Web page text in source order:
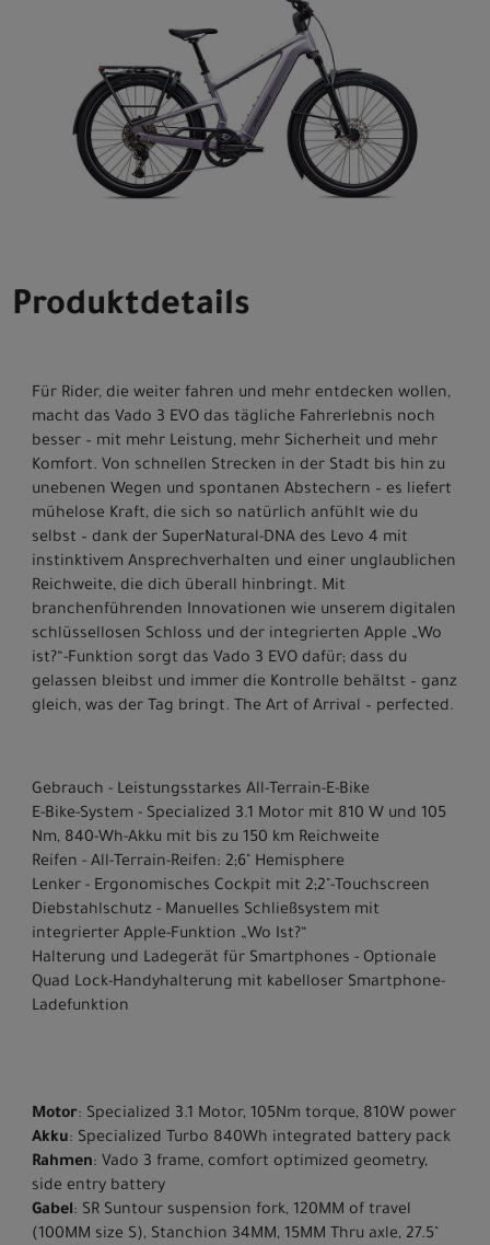
Produktdetails
Für Rider, die weiter fahren und mehr entdecken wollen,
macht das Vado 3 EVO das tägliche Fahrerlebnis noch
besser – mit mehr Leistung, mehr Sicherheit und mehr
Komfort. Von schnellen Strecken in der Stadt bis hin zu
unebenen Wegen und spontanen Abstechern – es liefert
mühelose Kraft, die sich so natürlich anfühlt wie du
selbst – dank der SuperNatural-DNA des Levo 4 mit
instinktivem Ansprechverhalten und einer unglaublichen
Reichweite, die dich überall hinbringt. Mit
branchenführenden Innovationen wie unserem digitalen
schlüssellosen Schloss und der integrierten Apple „Wo
ist?“-Funktion sorgt das Vado 3 EVO dafür; dass du
gelassen bleibst und immer die Kontrolle behältst – ganz
gleich, was der Tag bringt. The Art of Arrival – perfected.
Gebrauch - Leistungsstarkes All-Terrain-E-Bike
E-Bike-System - Specialized 3.1 Motor mit 810 W und 105
Nm, 840-Wh-Akku mit bis zu 150 km Reichweite
Reifen - All-Terrain-Reifen: 2;6" Hemisphere
Lenker - Ergonomisches Cockpit mit 2;2"-Touchscreen
Diebstahlschutz - Manuelles Schließsystem mit
integrierter Apple-Funktion „Wo Ist?“
Halterung und Ladegerät für Smartphones - Optionale
Quad Lock-Handyhalterung mit kabelloser Smartphone-
Ladefunktion
Motor: Specialized 3.1 Motor, 105Nm torque, 810W power
Akku: Specialized Turbo 840Wh integrated battery pack
Rahmen: Vado 3 frame, comfort optimized geometry,
side entry battery
Gabel: SR Suntour suspension fork, 120MM of travel
(100MM size S), Stanchion 34MM, 15MM Thru axle, 27.5"